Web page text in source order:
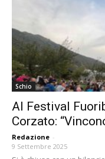
Schio
Al Festival
Corzato:
Redazione -
9 Settembre 2025